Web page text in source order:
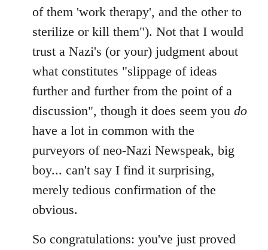
of them 'work therapy', and the other to
sterilize or kill them"). Not that I would
trust a Nazi's (or your) judgment about
what constitutes "slippage of ideas
further and further from the point of a
discussion", though it does seem you do
have a lot in common with the
purveyors of neo-Nazi Newspeak, big
boy... can't say I find it surprising,
merely tedious confirmation of the
obvious.
So congratulations: you've just proved